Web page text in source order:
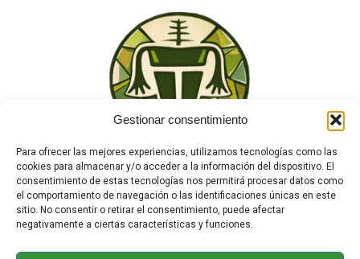
Gestionar consentimiento
Para ofrecer las mejores experiencias, utilizamos tecnologías como las
cookies para almacenar y/o acceder a la información del dispositivo. El
consentimiento de estas tecnologías nos permitirá procesar datos como
el comportamiento de navegación o las identificaciones únicas en este
sitio. No consentir o retirar el consentimiento, puede afectar
negativamente a ciertas características y funciones.